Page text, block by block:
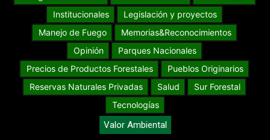
Institucionales
Legislación y proyectos
Manejo de Fuego
Memorias&Reconocimientos
Opinión
Parques Nacionales
Precios de Productos Forestales
Pueblos Originarios
Reservas Naturales Privadas
Salud
Sur Forestal
Tecnologías
Valor Ambiental